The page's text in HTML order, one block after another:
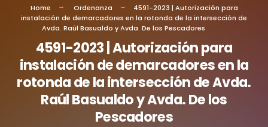
Home Ordenanza
4591-2023 | Autorización para
instalación de demarcadores en la rotonda de la intersección de
Avda. Raúl Basualdo y Avda. De los Pescadores
4591-2023 | Autorización para
instalación de demarcadores en la
rotonda de la intersección de Avda.
Raúl Basualdo y Avda. De los
Pescadores